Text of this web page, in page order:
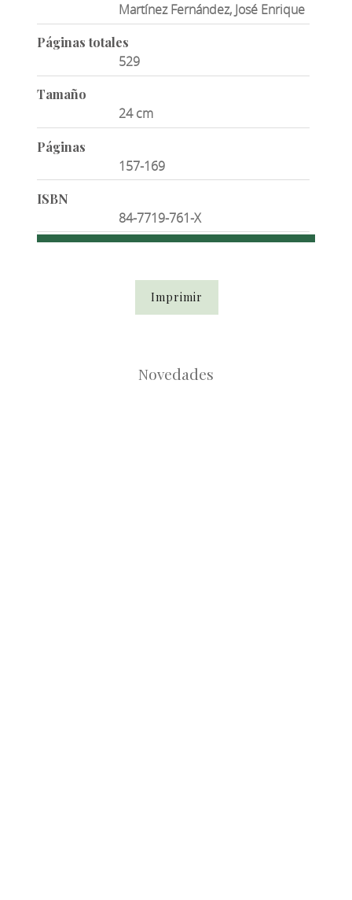
Martínez Fernández, José Enrique
Páginas totales
529
Tamaño
24 cm
Páginas
157-169
ISBN
84-7719-761-X
Imprimir
Novedades